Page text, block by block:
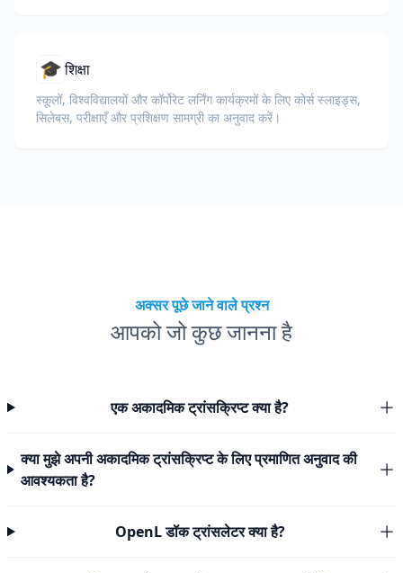
🎓शिक्षा
स्कूलों, विश्वविद्यालयों और कॉर्पोरेट लर्निंग कार्यक्रमों के लिए कोर्स स्लाइड्स,
सिलेबस, परीक्षाएँ और प्रशिक्षण सामग्री का अनुवाद करें।
अक्सर पूछे जाने वाले प्रश्न
आपको जो कुछ जानना है
एक अकादमिक ट्रांसक्रिप्ट क्या है?
क्या मुझे अपनी अकादमिक ट्रांसक्रिप्ट के लिए प्रमाणित अनुवाद की
आवश्यकता है?
OpenL डॉक ट्रांसलेटर क्या है?